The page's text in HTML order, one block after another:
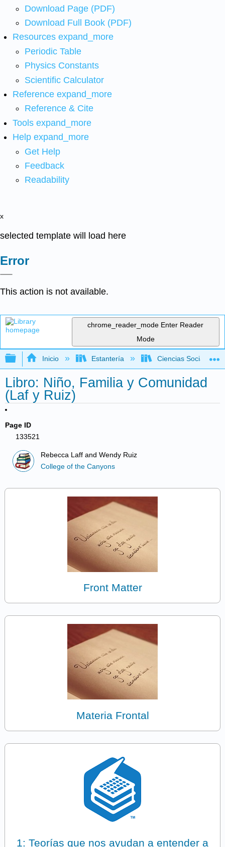
Download Page (PDF)
Download Full Book (PDF)
Resources expand_more
Periodic Table
Physics Constants
Scientific Calculator
Reference expand_more
Reference & Cite
Tools expand_more
Help expand_more
Get Help
Feedback
Readability
x
selected template will load here
Error
This action is not available.
chrome_reader_mode Enter Reader
Mode
Expandir/contraer jerarquía global
Inicio Estantería Ciencias Sociales
Libro: Niño, Familia y Comunidad
(Laf y Ruiz)
Page ID
133521
Rebecca Laff and Wendy Ruiz
College of the Canyons
Front Matter
Materia Frontal
1: Teorías que nos ayudan a entender a